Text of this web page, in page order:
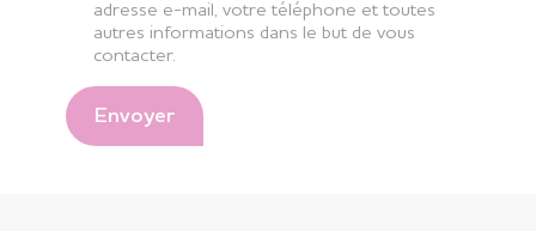
adresse e-mail, votre téléphone et toutes
autres informations dans le but de vous
contacter.
Envoyer